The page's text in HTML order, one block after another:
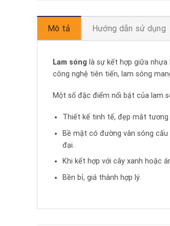
Mô tả Hướng dẫn sử dụng
Lam sóng là sự kết hợp giữa
công nghệ tiên tiến, lam sóng
Một số đặc điểm nổi bật của lam
Thiết kế tinh tế, đẹp mắt
Bề mặt có đường vân sóng
đại.
Khi kết hợp với cây xanh hoặc
Bền bỉ, giá thành hợp lý.